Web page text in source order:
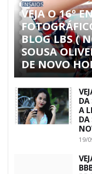
ENSAIOS
VEJA O 16º
BLOG LBS (
SOUSA
DE NOVO
DA
A
DA
19/